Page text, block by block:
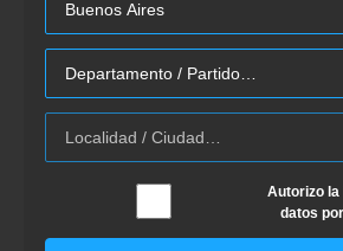
Autorizo la
datos